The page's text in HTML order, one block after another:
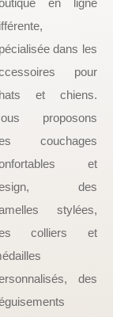
en ligne
dans les
pour
et chiens.
proposons
couchages
et
des
stylées,
colliers et
des